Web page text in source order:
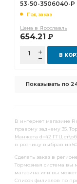
вторичной полости
Трубка от
первичной полости
Р
53-50-3506040-Р
Под заказ
Цена в Ярославль
654.21 Р
В
Показывать по
В интернет магазине
правому заднему 35.
Манжета d=42 ГТЦ
в розницу выбрав из
Сделать заказ в
Тормозная система вы
магазина или вы
Список филиалов по